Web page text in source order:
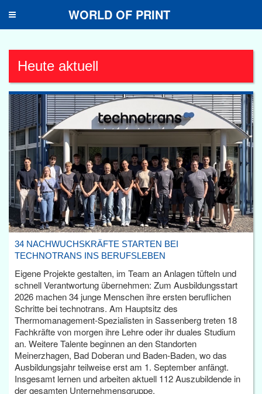
Toggle
WORLD OF PRINT
Heute aktuell
34 NACHWUCHSKRÄFTE STARTEN BEI
TECHNOTRANS INS BERUFSLEBEN
Eigene Projekte gestalten, im Team an Anlagen tüfteln und
schnell Verantwortung übernehmen: Zum Ausbildungsstart
2026 machen 34 junge Menschen ihre ersten beruflichen
Schritte bei technotrans. Am Hauptsitz des
Thermomanagement-Spezialisten in Sassenberg treten 18
Fachkräfte von morgen ihre Lehre oder ihr duales Studium
an. Weitere Talente beginnen an den Standorten
Meinerzhagen, Bad Doberan und Baden-Baden, wo das
Ausbildungsjahr teilweise erst am 1. September anfängt.
Insgesamt lernen und arbeiten aktuell 112 Auszubildende in
der gesamten Unternehmensgruppe.